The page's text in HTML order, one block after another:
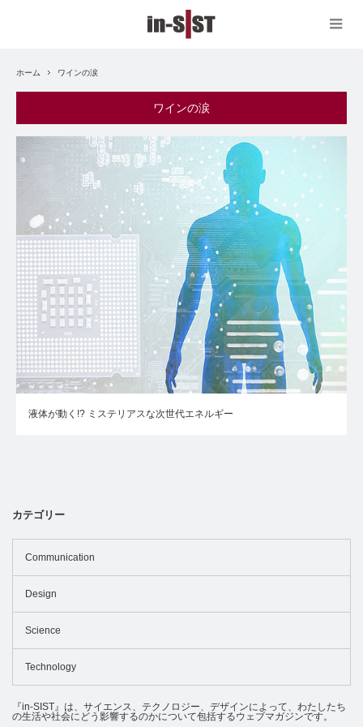
ホーム ワインの涙
ワインの涙
液体が動く!? ミステリアスな次世代エネルギー
カテゴリー
Communication
Design
Science
Technology
『in-SIST』は、サイエンス、テクノロジー、デザインによって、わたしたち
の生活や社会にどう影響するのかについて包括するウェブマガジンです。